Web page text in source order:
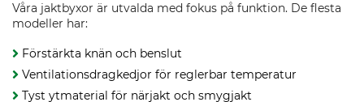
Våra jaktbyxor är utvalda med fokus på funktion. De flesta
modeller har:
Förstärkta knän och benslut
Ventilationsdragkedjor för reglerbar temperatur
Tyst ytmaterial för närjakt och smygjakt